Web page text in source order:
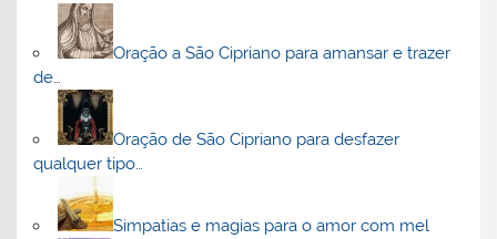
Oração a São Cipriano para amansar e trazer
de…
Oração de São Cipriano para desfazer
qualquer tipo…
Simpatias e magias para o amor com mel